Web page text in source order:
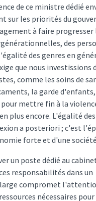
de ce ministre dédié
sur les priorités du
à faire progresser
des
des genres en
que nous investissions
comme les soins de
la garde
mettre fin à la
plus encore. L'égalité
a posteriori ; c'est
forte et d'une
un poste dédié au
responsabilités dans un
compromet
nécessaires